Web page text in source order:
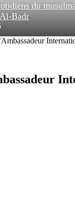
du
Badr